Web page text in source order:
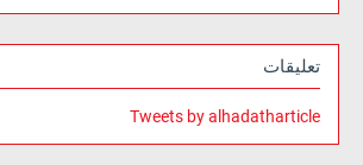
تعليقات
Tweets by alhadatharticle